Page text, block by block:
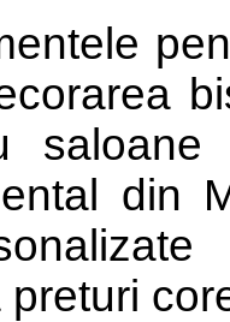
din